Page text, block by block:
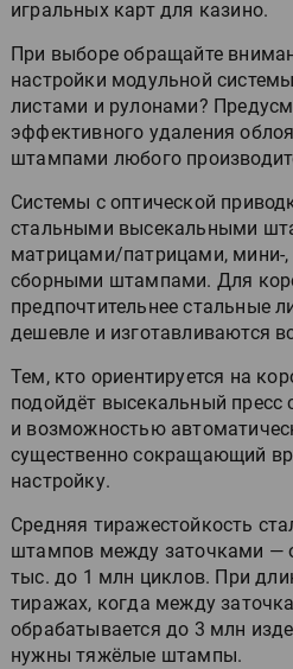
игральных карт для казино.
При выборе обращайте
настройки модульной
листами и рулонами?
эффективного удаления
штампами любого
Системы с оптической
стальными высекальными
матрицами/патрицами, мини-
сборными штампами. Для
предпочтительнее стальные
дешевле и изготавливаются
Тем, кто ориентируется на
подойдёт высекальный пресс
и возможностью
существенно сокращающий
настройку.
Средняя тиражестойкость
штампов между заточками —
тыс. до 1 млн циклов. При
тиражах, когда между
обрабатывается до 3 млн
нужны тяжёлые штампы.